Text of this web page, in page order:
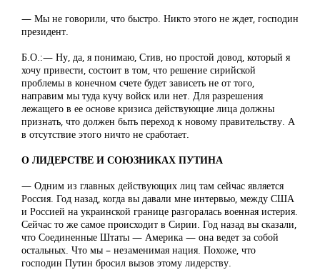
— Мы не говорили, что быстро. Никто этого не ждет, господин
президент.
Б.О.:— Ну, да, я понимаю, Стив, но простой довод, который я
хочу привести, состоит в том, что решение сирийской
проблемы в конечном счете будет зависеть не от того,
направим мы туда кучу войск или нет. Для разрешения
лежащего в ее основе кризиса действующие лица должны
признать, что должен быть переход к новому правительству. А
в отсутствие этого ничто не сработает.
О ЛИДЕРСТВЕ И СОЮЗНИКАХ ПУТИНА
— Одним из главных действующих лиц там сейчас является
Россия. Год назад, когда вы давали мне интервью, между США
и Россией на украинской границе разгоралась военная истерия.
Сейчас то же самое происходит в Сирии. Год назад вы сказали,
что Соединенные Штаты — Америка — она ведет за собой
остальных. Что мы – незаменимая нация. Похоже, что
господин Путин бросил вызов этому лидерству.